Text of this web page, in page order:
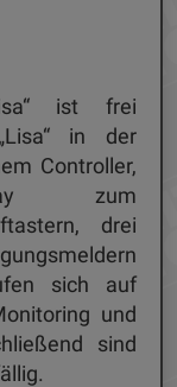
ist frei
in der
Controller,
zum
drei
sich auf
und
sind